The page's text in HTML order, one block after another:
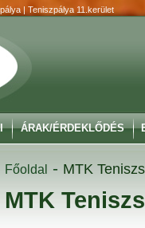
| Teniszpálya 11.kerület
ÁRAK/ÉRDEKLŐDÉS
Főoldal - MTK
MTK